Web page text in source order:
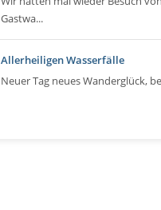
Gastwa...
Allerheiligen Wasserfälle
Neuer Tag neues Wanderglück,